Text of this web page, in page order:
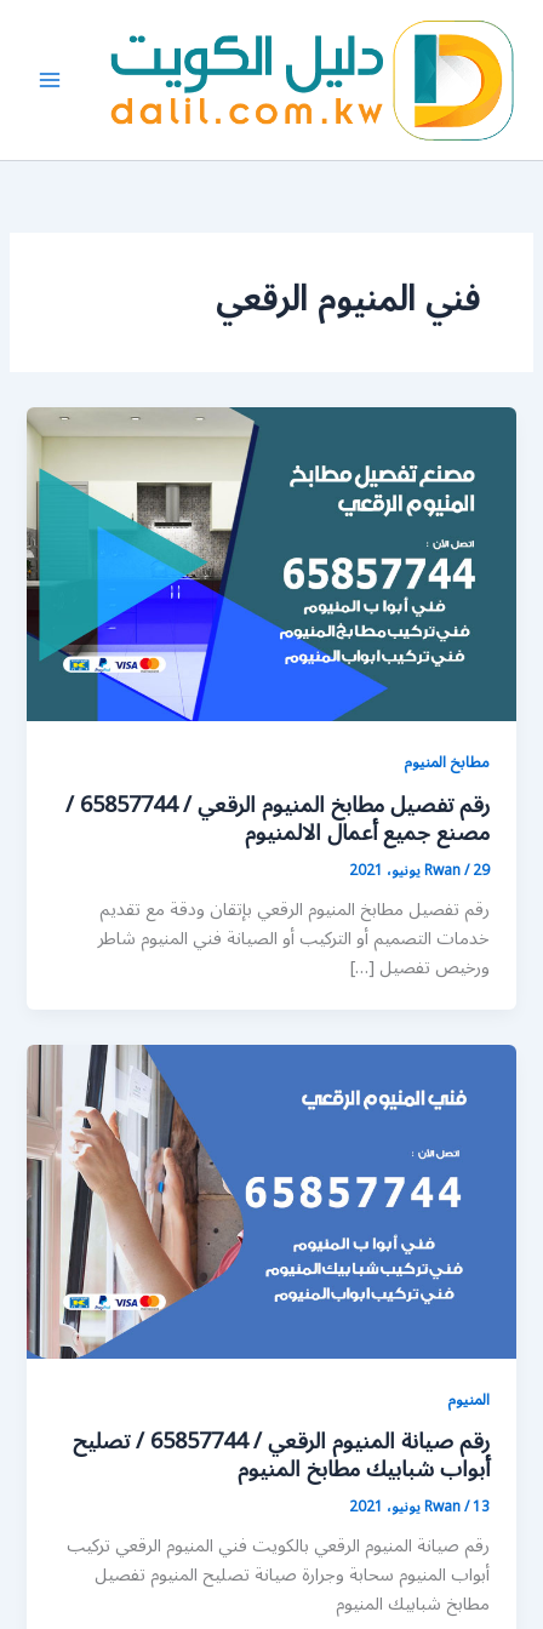
المحتوى
فني المنيوم الرقعي
مطابخ المنيوم
رقم تفصيل مطابخ المنيوم الرقعي / 65857744 /
مصنع جميع أعمال الالمنيوم
Rwan/29 يونيو، 2021
رقم تفصيل مطابخ المنيوم الرقعي بإتقان ودقة مع تقديم
خدمات التصميم أو التركيب أو الصيانة فني المنيوم شاطر
ورخيص تفصيل […]
المنيوم
رقم صيانة المنيوم الرقعي / 65857744 / تصليح
أبواب شبابيك مطابخ المنيوم
Rwan/13 يونيو، 2021
رقم صيانة المنيوم الرقعي بالكويت فني المنيوم الرقعي تركيب
أبواب المنيوم سحابة وجرارة صيانة تصليح المنيوم تفصيل
مطابخ شبابيك المنيوم